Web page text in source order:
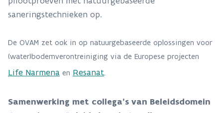
saneringstechnieken op.
De OVAM zet ook in op natuurgebaseerde oplossingen voor
(water)bodemverontreiniging via de Europese projecten
Life Narmena en Resanat.
Samenwerking met collega’s van Beleidsdomein